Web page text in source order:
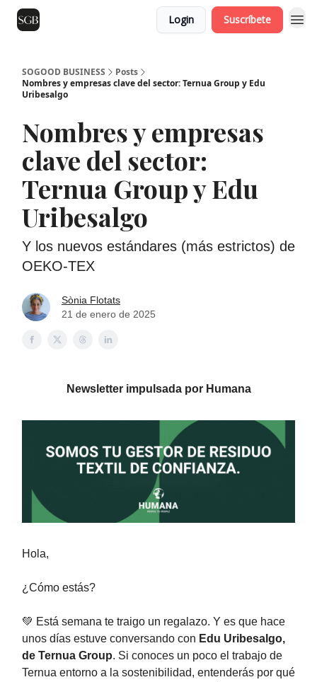
Login Suscríbete
SOGOOD BUSINESS
Posts
Nombres y empresas clave del sector: Ternua Group y Edu
Uribesalgo
Nombres y empresas
clave del sector:
Ternua Group y Edu
Uribesalgo
Y los nuevos estándares (más estrictos) de
OEKO-TEX
Sònia Flotats
21 de enero de 2025
Newsletter impulsada por Humana
Hola,
¿Cómo estás?
💚 Está semana te traigo un regalazo. Y es que hace
unos días estuve conversando con Edu Uribesalgo,
de Ternua Group. Si conoces un poco el trabajo de
Ternua entorno a la sostenibilidad, entenderás por qué